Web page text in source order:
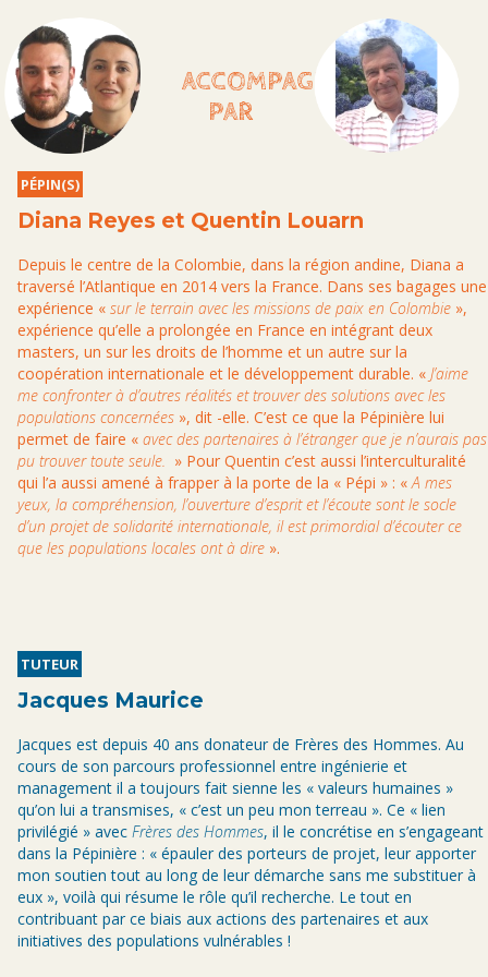
ACCOMPAGNÉS
PAR
PÉPIN(S)
Diana Reyes et Quentin Louarn
Depuis le centre de la Colombie, dans la région andine, Diana a
traversé l’Atlantique en 2014 vers la France. Dans ses bagages une
expérience « sur le terrain avec les missions de paix en Colombie »,
expérience qu’elle a prolongée en France en intégrant deux
masters, un sur les droits de l’homme et un autre sur la
coopération internationale et le développement durable. « J’aime
me confronter à d’autres réalités et trouver des solutions avec les
populations concernées », dit -elle. C’est ce que la Pépinière lui
permet de faire « avec des partenaires à l’étranger que je n’aurais pas
pu trouver toute seule.
» Pour Quentin c’est aussi l’interculturalité
qui l’a aussi amené à frapper à la porte de la « Pépi » : « A mes
yeux, la compréhension, l’ouverture d’esprit et l’écoute sont le socle
d’un projet de solidarité internationale, il est primordial d’écouter ce
que les populations locales ont à dire ».
TUTEUR
Jacques Maurice
Jacques est depuis 40 ans donateur de Frères des Hommes. Au
cours de son parcours professionnel entre ingénierie et
management il a toujours fait sienne les « valeurs humaines »
qu’on lui a transmises, « c’est un peu mon terreau ». Ce « lien
privilégié » avec Frères des Hommes, il le concrétise en s’engageant
dans la Pépinière : « épauler des porteurs de projet, leur apporter
mon soutien tout au long de leur démarche sans me substituer à
eux », voilà qui résume le rôle qu’il recherche. Le tout en
contribuant par ce biais aux actions des partenaires et aux
initiatives des populations vulnérables !